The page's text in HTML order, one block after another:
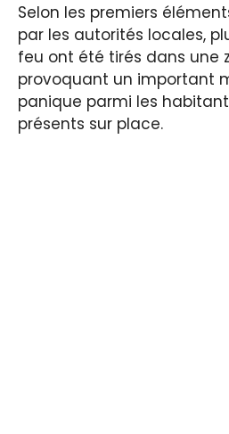
Selon les premiers
par les autorités locales,
feu ont été tirés dans une
provoquant un important
panique parmi les
présents sur place.